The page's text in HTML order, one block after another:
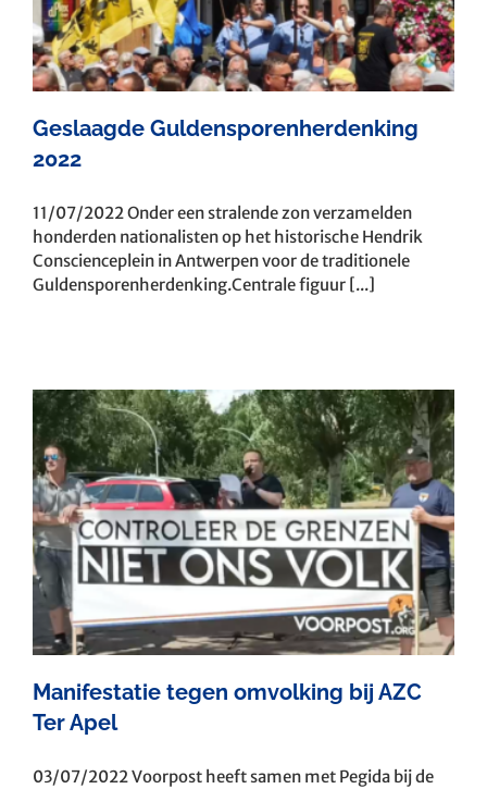
Geslaagde Guldensporenherdenking
2022
11/07/2022 Onder een stralende zon verzamelden
honderden nationalisten op het historische Hendrik
Conscienceplein in Antwerpen voor de traditionele
Guldensporenherdenking.Centrale figuur [...]
Manifestatie tegen omvolking bij AZC
Ter Apel
03/07/2022 Voorpost heeft samen met Pegida bij de